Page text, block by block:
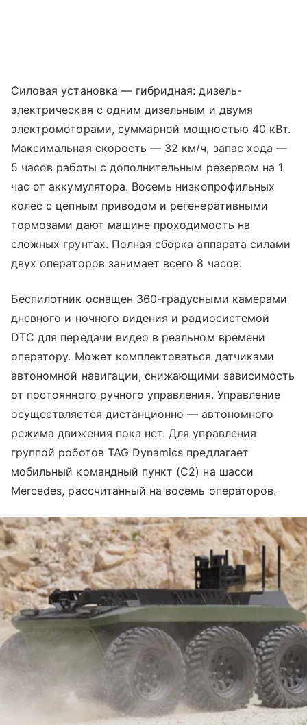
Силовая установка — гибридная: дизель-
электрическая с одним дизельным и двумя
электромоторами, суммарной мощностью 40 кВт.
Максимальная скорость — 32 км/ч, запас хода —
5 часов работы с дополнительным резервом на 1
час от аккумулятора. Восемь низкопрофильных
колес с цепным приводом и регенеративными
тормозами дают машине проходимость на
сложных грунтах. Полная сборка аппарата силами
двух операторов занимает всего 8 часов.
Беспилотник оснащен 360-градусными камерами
дневного и ночного видения и радиосистемой
DTC для передачи видео в реальном времени
оператору. Может комплектоваться датчиками
автономной навигации, снижающими зависимость
от постоянного ручного управления. Управление
осуществляется дистанционно — автономного
режима движения пока нет. Для управления
группой роботов TAG Dynamics предлагает
мобильный командный пункт (C2) на шасси
Mercedes, рассчитанный на восемь операторов.